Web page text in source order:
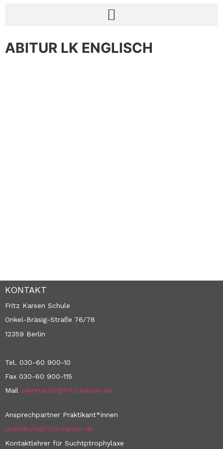
ABITUR LK ENGLISCH
KONTAKT
Fritz Karsen Schule
Onkel-Bräsig-Straße 76/78
12359 Berlin
Tel. 030-60 900-10
Fax 030-60 900-115
Mail sekretariat@fritz-karsen.de
Ansprechpartner Praktikant*innen
praktikum@fritz-karsen.de
Kontaktlehrer für Suchtptrophylaxe